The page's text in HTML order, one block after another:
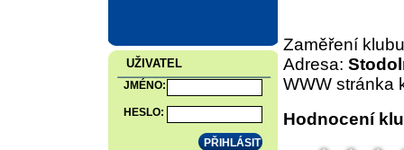
UŽIVATEL
JMÉNO:
HESLO:
Zaměření
Adresa:
WWW stránka
Hodnocení